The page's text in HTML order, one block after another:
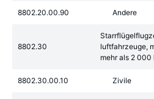
8802.20.00.90 Andere
8802.30
luftfahrzeuge,
mehr als 2
8802.30.00.10 Zivile